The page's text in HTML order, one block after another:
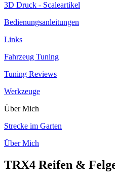
3D Druck - Scaleartikel
Bedienungsanleitungen
Links
Fahrzeug Tuning
Tuning Reviews
Werkzeuge
Über Mich
Strecke im Garten
Über Mich
TRX4 Reifen &